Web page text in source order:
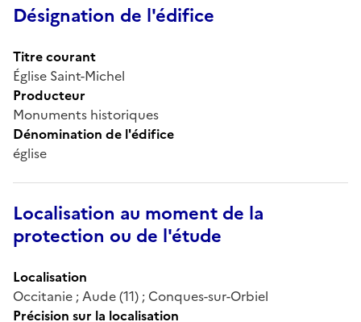
Désignation de l'édifice
Titre courant
Église Saint-Michel
Producteur
Monuments historiques
Dénomination de l'édifice
église
Localisation au moment de la
protection ou de l'étude
Localisation
Occitanie ; Aude (11) ; Conques-sur-Orbiel
Précision sur la localisation